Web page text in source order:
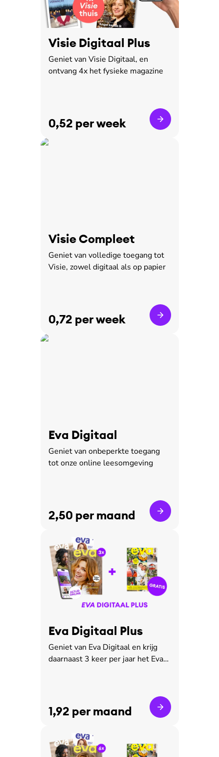
Visie Digitaal Plus
Geniet van Visie Digitaal, en
ontvang 4x het fysieke magazine
0,52 per week
Visie Compleet
Geniet van volledige toegang tot
Visie, zowel digitaal als op papier
0,72 per week
Eva Digitaal
Geniet van onbeperkte toegang
tot onze online leesomgeving
2,50 per maand
Eva Digitaal Plus
Geniet van Eva Digitaal en krijg
daarnaast 3 keer per jaar het Eva-
1,92 per maand